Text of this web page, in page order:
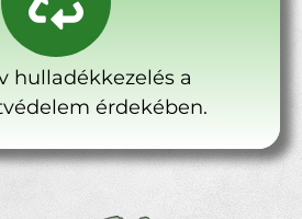
hulladékkezelés a
érdekében.